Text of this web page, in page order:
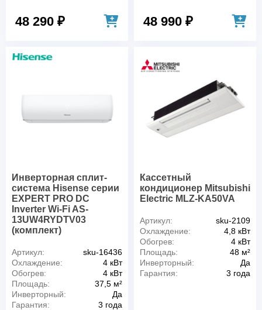
48 290 ₽ 48 990 ₽
Инверторная cплит-
система Hisense серии
EXPERT PRO DC
Inverter Wi-Fi AS-
13UW4RYDTV03
(комплект)
Артикул:
sku-16436
Охлаждение:
4 кВт
Обогрев:
4 кВт
Площадь:
37,5 м²
Инверторный:
Да
Гарантия:
3 года
Кассетный
кондиционер Mitsubishi
Electric MLZ-KA50VA
Артикул:
sku-2109
Охлаждение:
4,8 кВт
Обогрев:
4 кВт
Площадь:
48 м²
Инверторный:
Да
Гарантия:
3 года